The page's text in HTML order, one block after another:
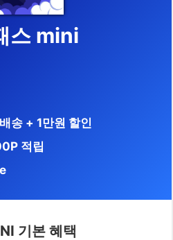
스 mini
송 + 1만원 할인
적립
기본 혜택